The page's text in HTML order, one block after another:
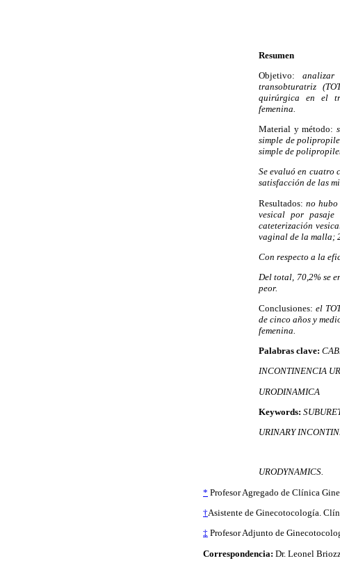
Resumen
Objetivo: analizar
transobturatriz
quirúrgica en el
femenina.
Material y método:
simple de
simple de
Se evaluó en cuatro
satisfacción de las
Resultados: no hubo
vesical por pasaje
cateterización
vaginal de la malla;
Con respecto a la
Del total, 70,2% se
peor.
Conclusiones: el
de cinco años y
femenina.
Palabras clave:
INCONTINENCIA
URODINAMICA
Keywords:
URINARY
URODYNAMICS.
* Profesor Agregado de Clínica
†Asistente de Ginecotocología.
‡ Profesor Adjunto de
Correspondencia: Dr. Leonel